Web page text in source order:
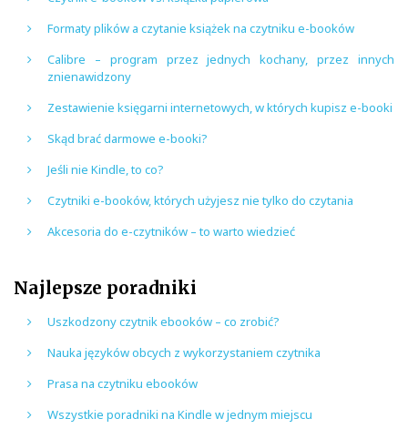
Formaty plików a czytanie książek na czytniku e-booków
Calibre – program przez jednych kochany, przez innych
znienawidzony
Zestawienie księgarni internetowych, w których kupisz e-booki
Skąd brać darmowe e-booki?
Jeśli nie Kindle, to co?
Czytniki e-booków, których użyjesz nie tylko do czytania
Akcesoria do e-czytników – to warto wiedzieć
Najlepsze poradniki
Uszkodzony czytnik ebooków – co zrobić?
Nauka języków obcych z wykorzystaniem czytnika
Prasa na czytniku ebooków
Wszystkie poradniki na Kindle w jednym miejscu